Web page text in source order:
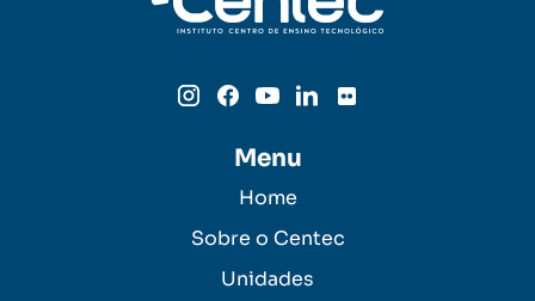
Menu
Home
Sobre o Centec
Unidades